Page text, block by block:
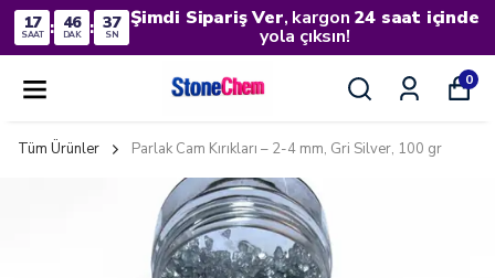
17
SAAT : 46
DAK : 36
SN
Şimdi Sipariş Ver, kargon 24 saat içinde
yola çıksın!
0
Tüm Ürünler Parlak Cam Kırıkları – 2-4 mm, Gri Silver, 100 gr